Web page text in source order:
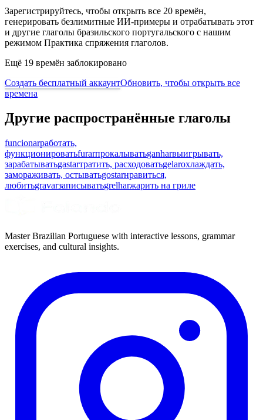
Зарегистрируйтесь, чтобы открыть все 20 времён,
генерировать безлимитные ИИ-примеры и отрабатывать этот
и другие глаголы бразильского португальского с нашим
режимом Практика спряжения глаголов.
Ещё 19 времён заблокировано
Создать бесплатный аккаунтОбновить, чтобы открыть все
времена
Другие распространённые глаголы
funcionarработать,
функционироватьfurarпрокалыватьganharвыигрывать,
зарабатыватьgastarтратить, расходоватьgelarохлаждать,
замораживать, остыватьgostarнравиться,
любитьgravarзаписыватьgrelharжарить на гриле
Master Brazilian Portuguese with interactive lessons, grammar
exercises, and cultural insights.